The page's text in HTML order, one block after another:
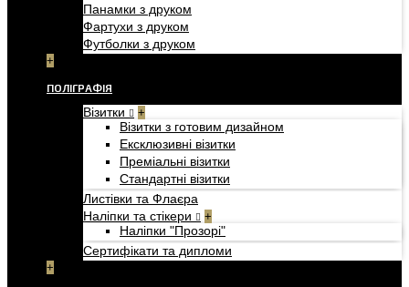
Панамки з друком
Фартухи з друком
Футболки з друком
+
ПОЛІГРАФІЯ
Візитки +
Візитки з готовим дизайном
Ексклюзивні візитки
Преміальні візитки
Стандартні візитки
Листівки та Флаєра
Наліпки та стікери
+
Наліпки "Прозорі"
Сертифікати та дипломи
+